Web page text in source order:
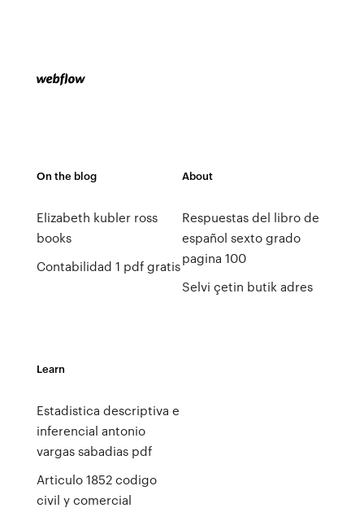
On the blog
Elizabeth kubler ross
books
Contabilidad 1 pdf gratis
About
Respuestas del libro de
español sexto grado
pagina 100
Selvi çetin butik adres
Learn
Estadistica descriptiva e
inferencial antonio
vargas sabadias pdf
Articulo 1852 codigo
civil y comercial